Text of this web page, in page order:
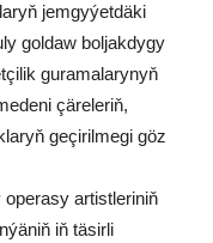
jemgyýetdäki
goldaw boljakdygy
guramalarynyň
çäreleriň,
geçirilmegi göz
artistleriniň
iň täsirli